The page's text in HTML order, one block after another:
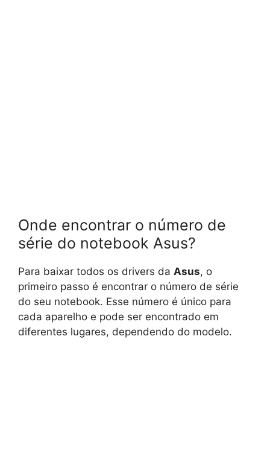
Onde encontrar o número de
série do notebook Asus?
Para baixar todos os drivers da Asus, o
primeiro passo é encontrar o número de série
do seu notebook. Esse número é único para
cada aparelho e pode ser encontrado em
diferentes lugares, dependendo do modelo.